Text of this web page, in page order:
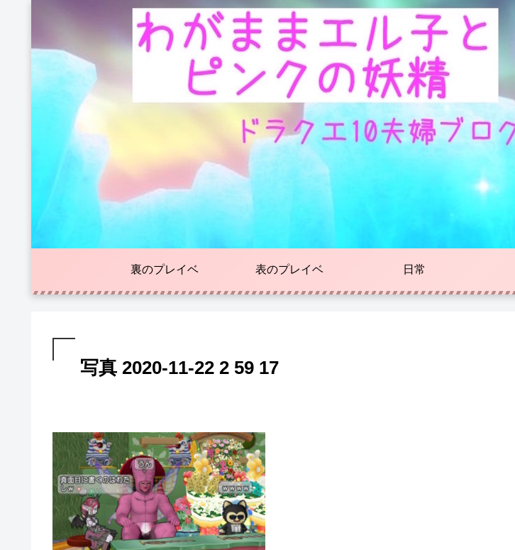
裏のプレイベ 表のプレイベ 日常
写真 2020-11-22 2 59 17